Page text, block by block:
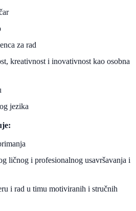
za rad
kreativnost i inovativnost kao osobna
jezika
ličnog i profesionalnog usavršavanja i
i rad u timu motiviranih i stručnih